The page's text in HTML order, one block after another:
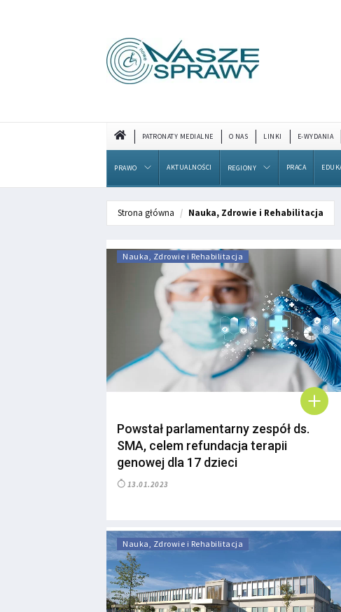
PATRONATY MEDIALNE O NAS LINKI E-WYDANIA
PRAWO AKTUALNOŚCI REGIONY PRACA
Strona główna Nauka, Zdrowie i Rehabilitacja
Nauka, Zdrowie i Rehabilitacja
Powstał parlamentarny zespół ds.
SMA, celem refundacja terapii
genowej dla 17 dzieci
13.01.2023
Nauka, Zdrowie i Rehabilitacja